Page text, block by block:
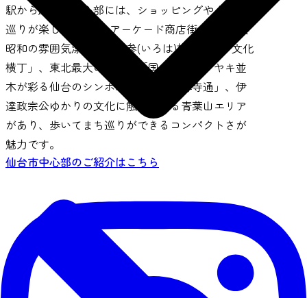
駅から広がる中心部には、ショッピングやグルメ
巡りが楽しめる6つのアーケード商店街、古き良き
昭和の雰囲気漂う「壱弐参(いろは)横丁」と「文化
横丁」、東北最大の繁華街「国分町」、ケヤキ並
木が彩る仙台のシンボルロード「定禅寺通」、伊
達政宗公ゆかりの文化に触れられる青葉山エリア
があり、歩いてまち巡りができるコンパクトさが
魅力です。
仙台市中心部のご紹介はこちら